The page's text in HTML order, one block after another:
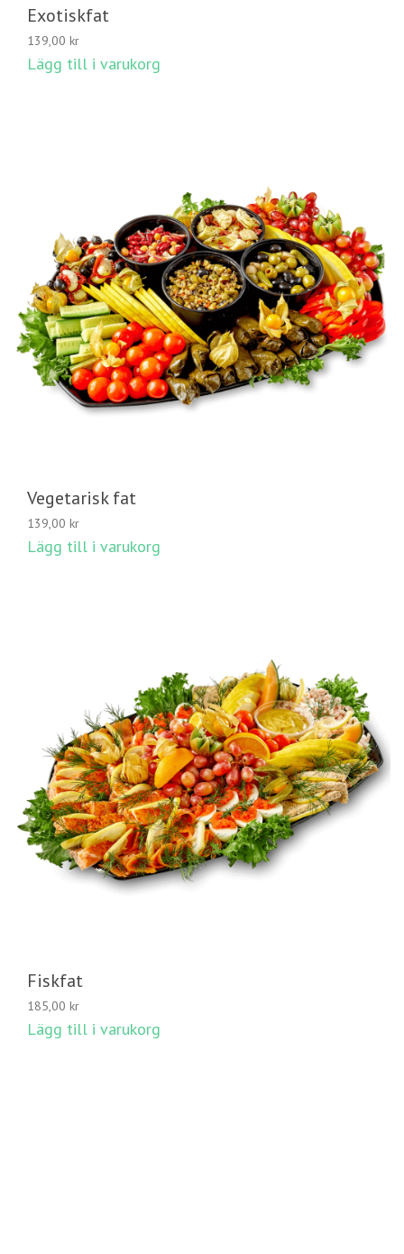
Exotiskfat
139,00 kr
Lägg till i varukorg
Vegetarisk fat
139,00 kr
Lägg till i varukorg
Fiskfat
185,00 kr
Lägg till i varukorg